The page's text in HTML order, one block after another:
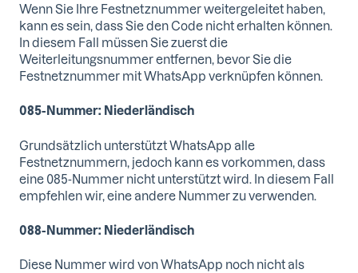
Wenn Sie Ihre Festnetznummer weitergeleitet haben,
kann es sein, dass Sie den Code nicht erhalten können.
In diesem Fall müssen Sie zuerst die
Weiterleitungsnummer entfernen, bevor Sie die
Festnetznummer mit WhatsApp verknüpfen können.
085-Nummer: Niederländisch
Grundsätzlich unterstützt WhatsApp alle
Festnetznummern, jedoch kann es vorkommen, dass
eine 085-Nummer nicht unterstützt wird. In diesem Fall
empfehlen wir, eine andere Nummer zu verwenden.
088-Nummer: Niederländisch
Diese Nummer wird von WhatsApp noch nicht als